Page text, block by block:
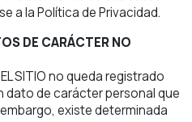
a la Política de Privacidad.
DE CARÁCTER NO
SITIO no queda registrado
de carácter personal que
existe determinada